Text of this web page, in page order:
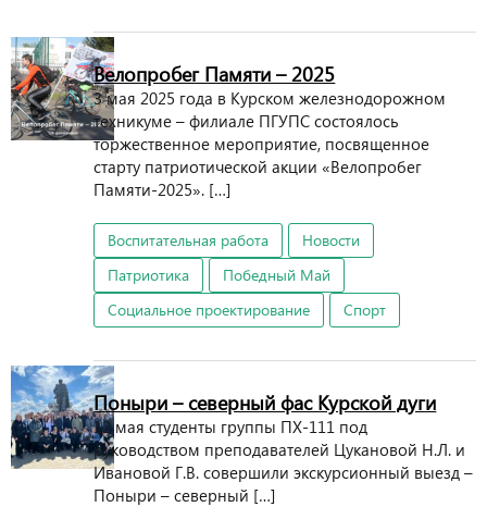
Велопробег Памяти – 2025
3 мая 2025 года в Курском железнодорожном
техникуме – филиале ПГУПС состоялось
торжественное мероприятие, посвященное
старту патриотической акции «Велопробег
Памяти-2025». […]
Воспитательная работа
Новости
Патриотика
Победный Май
Социальное проектирование
Спорт
Поныри – северный фас Курской дуги
12 мая студенты группы ПХ-111 под
руководством преподавателей Цукановой Н.Л. и
Ивановой Г.В. совершили экскурсионный выезд –
Поныри – северный […]